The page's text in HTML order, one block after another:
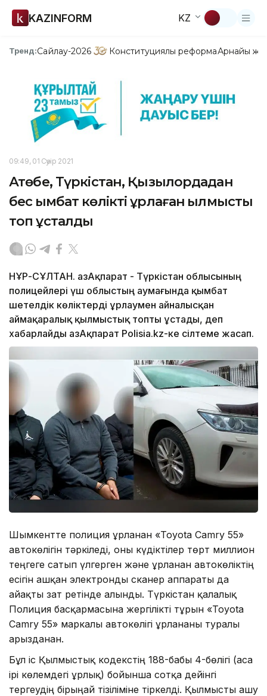
KAZINFORM KZ
Тренд:Сайлау-2026 Конституциялық реформаАрнайы
09:49, 01 Сәуір 2021
Ақтөбе, Түркістан, Қызылордадан
бес қымбат көлікті ұрлаған қылмыстық
топ ұсталды
НҰР-СҰЛТАН. ҚазАқпарат - Түркістан облысының
полицейлері үш облыстың аумағында қымбат
шетелдік көліктерді ұрлаумен айналысқан
аймақаралық қылмыстық топты ұстады, деп
хабарлайды ҚазАқпарат Polisia.kz-ке сілтеме жасап.
Шымкентте полиция ұрланған «Toyota Camry 55»
автокөлігін тәркіледі, оны күдіктілер төрт миллион
теңгеге сатып үлгерген және ұрланған автокөліктің
есігін ашқан электронды сканер аппараты да
айғақты зат ретінде алынды. Түркістан қалалық
Полиция басқармасына жергілікті тұрғын «Toyota
Camry 55» маркалы автокөлігі ұрланғаны туралы
арызданған.
Бұл іс Қылмыстық кодекстің 188-бабы 4-бөлігі (аса
ірі көлемдегі ұрлық) бойынша сотқа дейінгі
тергеудің бірыңғай тізіліміне тіркелді. Қылмысты ашу